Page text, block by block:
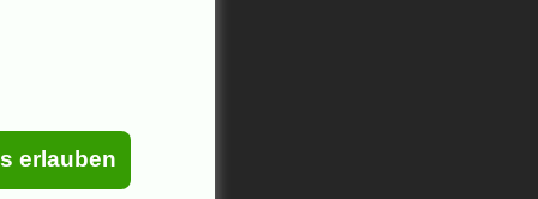
erlauben